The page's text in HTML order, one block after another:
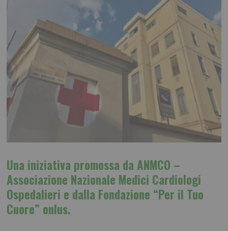
Una iniziativa promossa da ANMCO –
Associazione Nazionale Medici Cardiologi
Ospedalieri e dalla Fondazione “Per il Tuo
Cuore” onlus.